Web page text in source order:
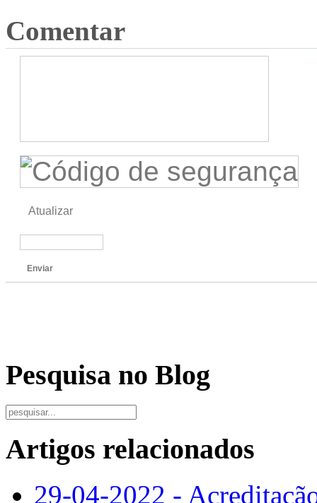
Comentar
Atualizar
Enviar
Pesquisa no Blog
Artigos relacionados
29-04-2022 -